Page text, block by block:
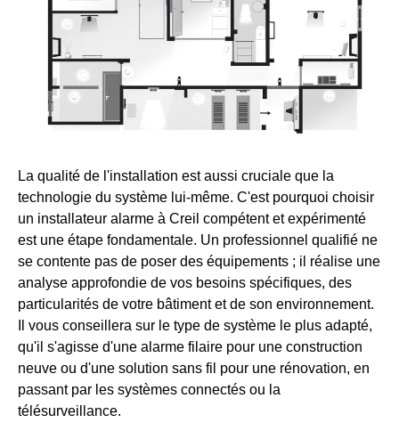
La qualité de l'installation est aussi cruciale que la
technologie du système lui-même. C'est pourquoi choisir
un installateur alarme à Creil compétent et expérimenté
est une étape fondamentale. Un professionnel qualifié ne
se contente pas de poser des équipements ; il réalise une
analyse approfondie de vos besoins spécifiques, des
particularités de votre bâtiment et de son environnement.
Il vous conseillera sur le type de système le plus adapté,
qu'il s'agisse d'une alarme filaire pour une construction
neuve ou d'une solution sans fil pour une rénovation, en
passant par les systèmes connectés ou la
télésurveillance.